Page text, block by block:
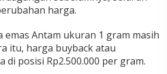
harga.
Antam ukuran 1 gram masih
itu, harga buyback atau
posisi Rp2.500.000 per gram.